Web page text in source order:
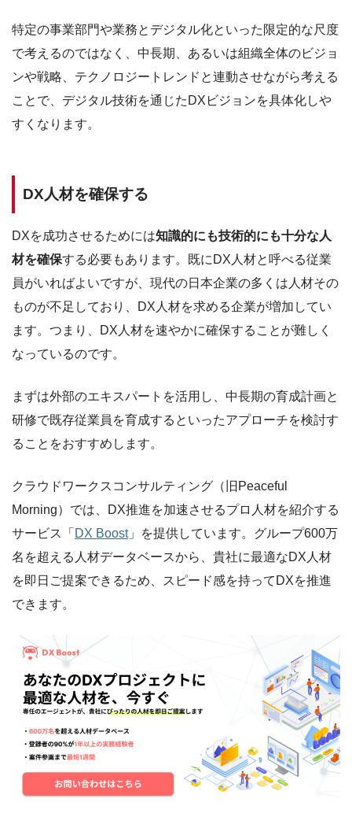
特定の事業部門や業務とデジタル化といった限定的な尺度
で考えるのではなく、中長期、あるいは組織全体のビジョ
ンや戦略、テクノロジートレンドと連動させながら考える
ことで、デジタル技術を通じたDXビジョンを具体化しや
すくなります。
DX人材を確保する
DXを成功させるためには知識的にも技術的にも十分な人
材を確保する必要もあります。既にDX人材と呼べる従業
員がいればよいですが、現代の日本企業の多くは人材その
ものが不足しており、DX人材を求める企業が増加してい
ます。つまり、DX人材を速やかに確保することが難しく
なっているのです。
まずは外部のエキスパートを活用し、中長期の育成計画と
研修で既存従業員を育成するといったアプローチを検討す
ることをおすすめします。
クラウドワークスコンサルティング（旧Peaceful
Morning）では、DX推進を加速させるプロ人材を紹介する
サービス「 DX Boost」を提供しています。グループ600万
名を超える人材データベースから、貴社に最適なDX人材
を即日ご提案できるため、スピード感を持ってDXを推進
できます。